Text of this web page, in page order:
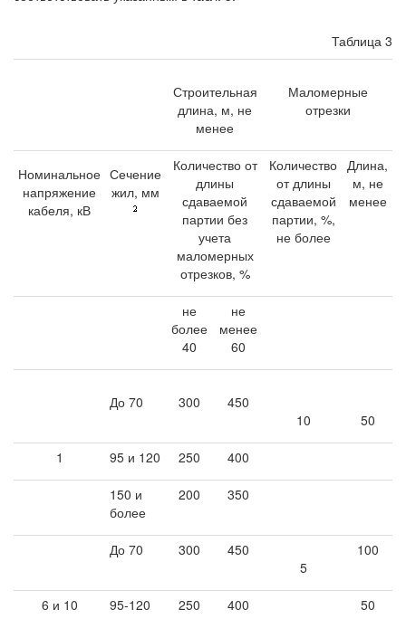
Таблица 3
Строительная
длина, м, не
менее
Маломерные
отрезки
Номинальное
напряжение
кабеля, кВ
Сечение
жил, мм
Количество от
длины
сдаваемой
партии без
учета
маломерных
отрезков, %
Количество
от длины
сдаваемой
партии, %,
не более
Длина,
м, не
менее
не
более
40
не
менее
60
До 70 300
450
10
50
1 95 и 120 250 400
150 и
более
200 350
До 70 300
450
5
100
6 и 10 95-120 250 400 50